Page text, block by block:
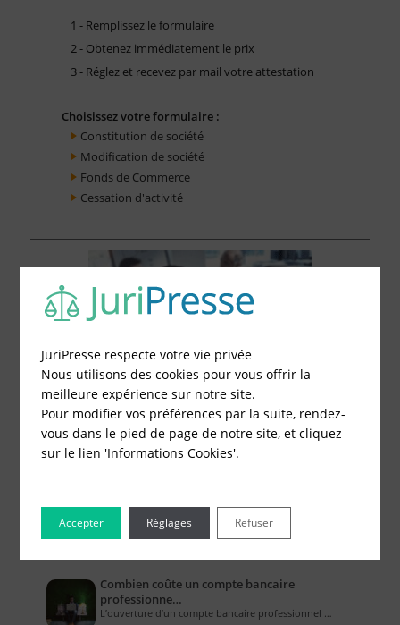
1 - Remplissez le formulaire
2 - Obtenez immédiatement le prix
3 - Réglez et recevez par mail votre attestation
Choisissez votre formulaire :
Constitution de société
Modification de société
Fonds de Commerce
Cessation d'activité
Combien coûte un compte bancaire
professionne…
L’ouverture d’un compte bancaire professionnel …
JuriPresse respecte votre vie privée
Nous utilisons des cookies pour vous offrir la
meilleure expérience sur notre site.
Pour modifier vos préférences par la suite, rendez-
vous dans le pied de page de notre site, et cliquez
sur le lien 'Informations Cookies'.
Accepter Refuser
Réglages